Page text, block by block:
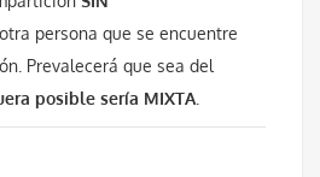
persona que se encuentre
Prevalecerá que sea del
posible sería MIXTA